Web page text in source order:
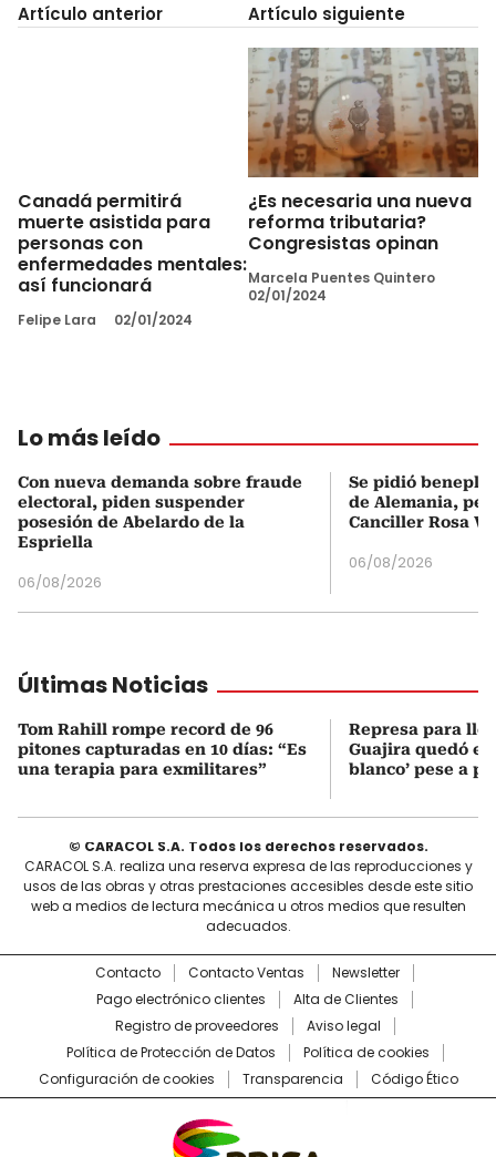
Artículo anterior
Canadá permitirá
muerte asistida para
personas con
enfermedades mentales:
así funcionará
Felipe Lara 02/01/2024
Artículo siguiente
¿Es necesaria una nueva
reforma tributaria?
Congresistas opinan
Marcela Puentes Quintero
02/01/2024
Lo más leído
Con nueva demanda sobre fraude
electoral, piden suspender
posesión de Abelardo de la
Espriella
06/08/2026
Se pidió
de Alemania,
Canciller Rosa
06/08/2026
Últimas Noticias
Tom Rahill rompe record de 96
pitones capturadas en 10 días: “Es
una terapia para exmilitares”
Represa para
Guajira quedó en
blanco’ pese a
© CARACOL S.A. Todos los derechos reservados.
CARACOL S.A. realiza una reserva expresa de las reproducciones y
usos de las obras y otras prestaciones accesibles desde este sitio
web a medios de lectura mecánica u otros medios que resulten
adecuados.
Contacto Contacto Ventas
Newsletter
Pago electrónico clientes
Alta de Clientes
Registro de proveedores
Aviso legal
Política de Protección de Datos
Política de cookies
Configuración de cookies
Transparencia Código Ético